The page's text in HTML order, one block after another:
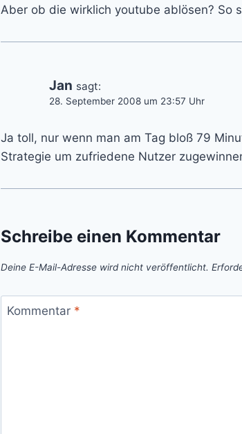
Aber ob die wirklich youtube ablösen? So
Jan sagt:
28. September 2008 um 23:57 Uhr
Ja toll, nur wenn man am Tag bloß 79
Strategie um zufriedene Nutzer
Schreibe einen Kommentar
Deine E-Mail-Adresse wird nicht veröffentlicht.
Kommentar *